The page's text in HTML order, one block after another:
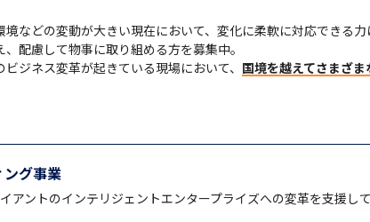
境などの変動が大きい現在において、変化に柔軟に対応できる
配慮して物事に取り組める方を募集中。
ジネス変革が起きている現場において、 国境を越えてさまざ
ング事業
アントのインテリジェントエンタープライズへの変革を支援して